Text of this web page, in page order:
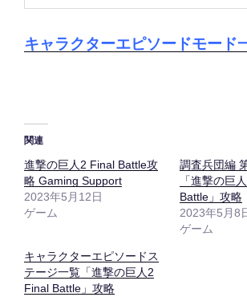
キャラクターエピソードモード
関連
進撃の巨人2 Final Battle攻
略 Gaming Support
2023年5月12日
ゲーム
調査兵団編
「進撃の巨
Battle」攻略
2023年5月8
ゲーム
キャラクターエピソードス
テージ一覧「進撃の巨人2
Final Battle」攻略